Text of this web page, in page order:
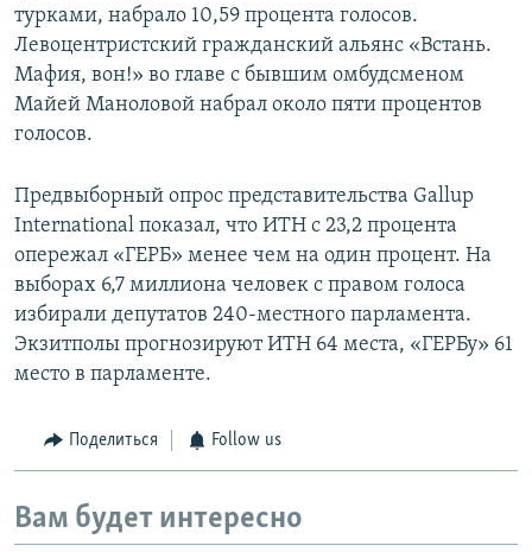
турками, набрало 10,59 процента голосов.
Левоцентристский гражданский альянс «Встань.
Мафия, вон!» во главе с бывшим омбудсменом
Майей Маноловой набрал около пяти процентов
голосов.
Предвыборный опрос представительства Gallup
International показал, что ИТН с 23,2 процента
опережал «ГЕРБ» менее чем на один процент. На
выборах 6,7 миллиона человек с правом голоса
избирали депутатов 240-местного парламента.
Экзитполы прогнозируют ИТН 64 места, «ГЕРБу» 61
место в парламенте.
Поделиться Follow us
Вам будет интересно